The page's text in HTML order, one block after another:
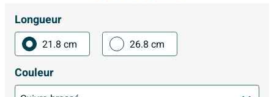
Longueur
21.8 cm 26.8 cm
Couleur